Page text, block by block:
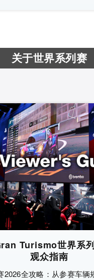
关于世界系列赛
Turismo世界系
观众指南
2026全攻略：从参赛车辆